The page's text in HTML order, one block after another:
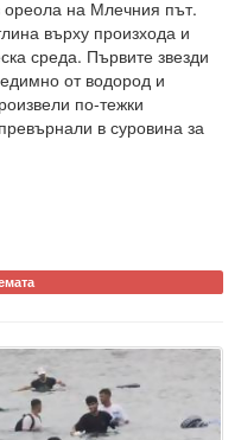
ореола на Млечния път.
върху произхода и
среда. Първите звезди
от водород и
по-тежки
в суровина за